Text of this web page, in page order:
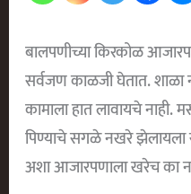
बालपणीच्या किरकोळ
सर्वजण काळजी घेतात. शाळा
कामाला हात लावायचे
पिण्याचे सगळे नखरे झेलायला
अशा आजारपणाला खरेच का